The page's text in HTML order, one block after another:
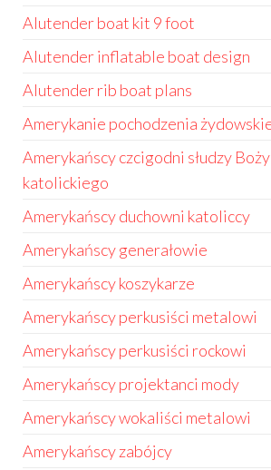
Alutender boat kit 9 foot
Alutender inflatable boat design
Alutender rib boat plans
Amerykanie pochodzenia
Amerykańscy czcigodni słudzy
katolickiego
Amerykańscy duchowni katoliccy
Amerykańscy generałowie
Amerykańscy koszykarze
Amerykańscy perkusiści metalowi
Amerykańscy perkusiści rockowi
Amerykańscy projektanci mody
Amerykańscy wokaliści metalowi
Amerykańscy zabójcy